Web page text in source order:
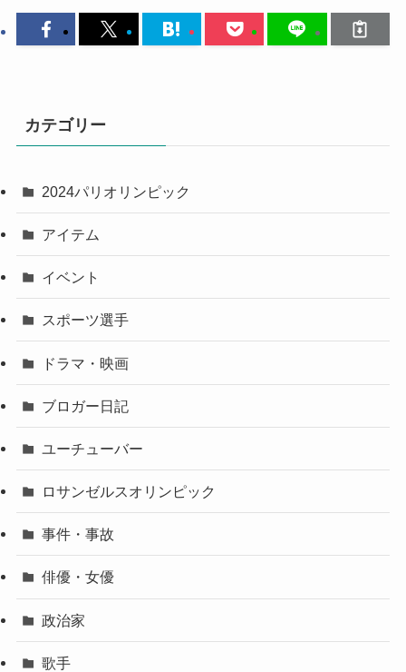
カテゴリー
2024パリオリンピック
アイテム
イベント
スポーツ選手
ドラマ・映画
ブロガー日記
ユーチューバー
ロサンゼルスオリンピック
事件・事故
俳優・女優
政治家
歌手